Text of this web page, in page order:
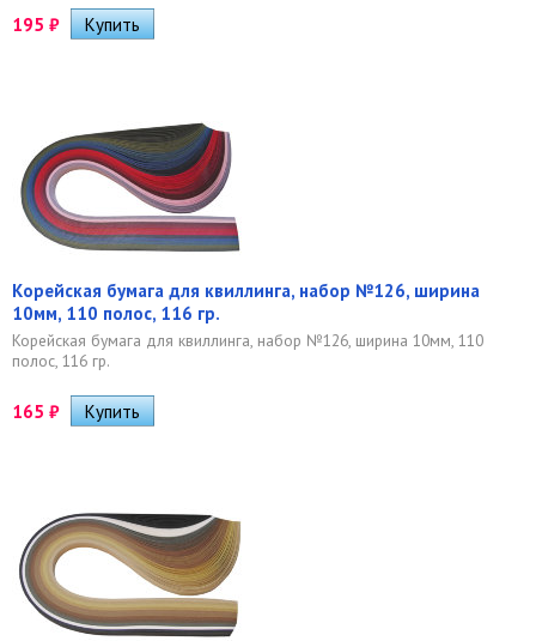
195 ₽
Корейская бумага для квиллинга, набор №126, ширина
10мм, 110 полос, 116 гр.
Корейская бумага для квиллинга, набор №126, ширина 10мм, 110
полос, 116 гр.
165 ₽